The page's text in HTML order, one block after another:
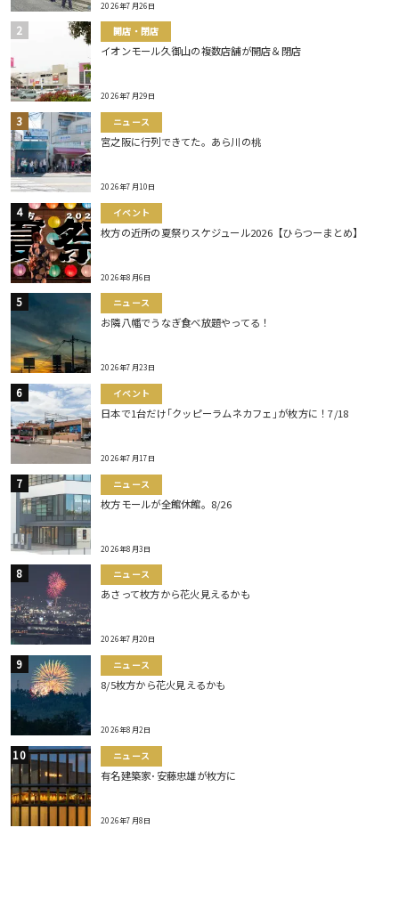
2026年7月26日
開店・閉店
イオンモール久御山の複数店舗が開店＆閉店
2026年7月29日
ニュース
宮之阪に行列できてた。あら川の桃
2026年7月10日
イベント
枚方の近所の夏祭りスケジュール2026【ひらつーまとめ】
2026年8月6日
ニュース
お隣八幡でうなぎ食べ放題やってる！
2026年7月23日
イベント
日本で1台だけ｢クッピーラムネカフェ｣が枚方に！7/18
2026年7月17日
ニュース
枚方モールが全館休館。8/26
2026年8月3日
ニュース
あさって枚方から花火見えるかも
2026年7月20日
ニュース
8/5枚方から花火見えるかも
2026年8月2日
ニュース
有名建築家･安藤忠雄が枚方に
2026年7月8日